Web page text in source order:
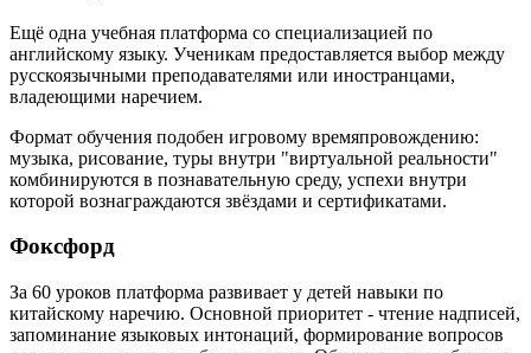
Ещё одна учебная платформа со специализацией по
английскому языку. Ученикам предоставляется выбор между
русскоязычными преподавателями или иностранцами,
владеющими наречием.
Формат обучения подобен игровому времяпровождению:
музыка, рисование, туры внутри "виртуальной реальности"
комбинируются в познавательную среду, успехи внутри
которой вознаграждаются звёздами и сертификатами.
Фоксфорд
За 60 уроков платформа развивает у детей навыки по
китайскому наречию. Основной приоритет - чтение надписей,
запоминание языковых интонаций, формирование вопросов